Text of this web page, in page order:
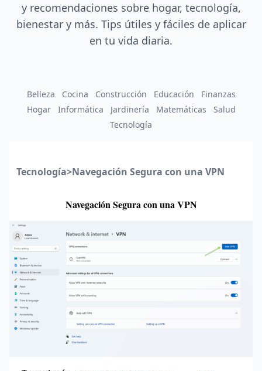
y recomendaciones sobre hogar, tecnología,
bienestar y más. Tips útiles y fáciles de aplicar
en tu vida diaria.
Belleza Cocina Construcción Educación
Finanzas
Hogar
Informática Jardinería Matemáticas
Salud
Tecnología
Tecnología>Navegación Segura con una VPN
Navegación Segura con una VPN